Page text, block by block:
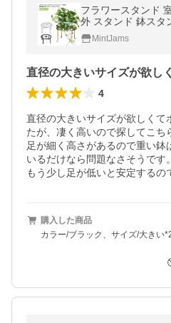
フラワースタンド
外 スタンド 鉢スタ
台 猫脚付 鉢置き 植
ーデニング
MintJams
4
直径の大きいサイズが欲しくて
たが、凄く高いので探してこち
足が細く高さがあるので重い鉢
いるだけなら問題なさそうです。
もう少し足が低いと安定するの
購入した商品
カラー/ブラック、サイズ/大きい